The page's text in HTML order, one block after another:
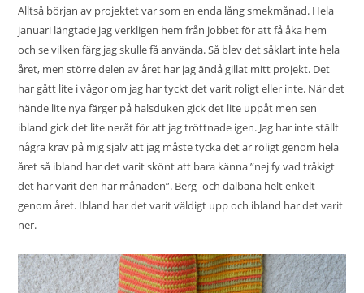
Alltså början av projektet var som en enda lång smekmånad. Hela
januari längtade jag verkligen hem från jobbet för att få åka hem
och se vilken färg jag skulle få använda. Så blev det såklart inte hela
året, men större delen av året har jag ändå gillat mitt projekt. Det
har gått lite i vågor om jag har tyckt det varit roligt eller inte. När det
hände lite nya färger på halsduken gick det lite uppåt men sen
ibland gick det lite neråt för att jag tröttnade igen. Jag har inte ställt
några krav på mig själv att jag måste tycka det är roligt genom hela
året så ibland har det varit skönt att bara känna ”nej fy vad tråkigt
det har varit den här månaden”. Berg- och dalbana helt enkelt
genom året. Ibland har det varit väldigt upp och ibland har det varit
ner.